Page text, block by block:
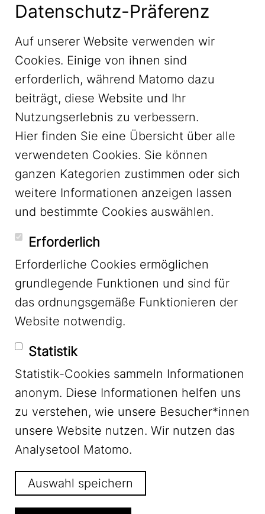
LinkedIn
YouTube
Mastodon
Footer Menu Impressum
Datenschutz
Datenschutz-Präferenz
Auf unserer Website verwenden wir
Cookies. Einige von ihnen sind
erforderlich, während Matomo dazu
beiträgt, diese Website und Ihr
Nutzungserlebnis zu verbessern.
Hier finden Sie eine Übersicht über alle
verwendeten Cookies. Sie können
ganzen Kategorien zustimmen oder sich
weitere Informationen anzeigen lassen
und bestimmte Cookies auswählen.
Erforderlich
Erforderliche Cookies ermöglichen
grundlegende Funktionen und sind für
das ordnungsgemäße Funktionieren der
Website notwendig.
Statistik
Statistik-Cookies sammeln Informationen
anonym. Diese Informationen helfen uns
zu verstehen, wie unsere Besucher*innen
unsere Website nutzen. Wir nutzen das
Analysetool Matomo.
Auswahl speichern